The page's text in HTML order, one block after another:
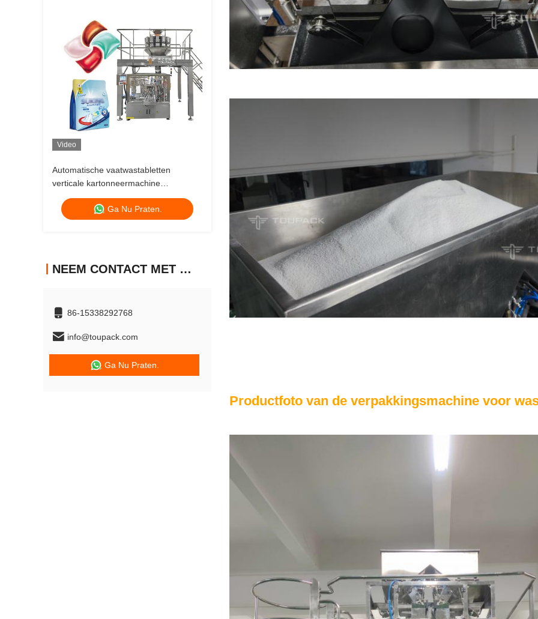
Video
Automatische vaatwastabletten
verticale kartonneermachine
doosverpakkingsmachine
Ga Nu Praten.
NEEM CONTACT MET ONS OP
86-15338292768
info@toupack.com
Ga Nu Praten.
Productfoto van de verpakkingsmachine voor